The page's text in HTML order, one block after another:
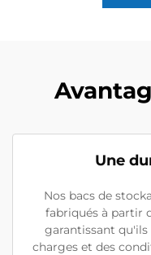
Une
Nos bacs de
fabriqués à partir
garantissant
charges et des